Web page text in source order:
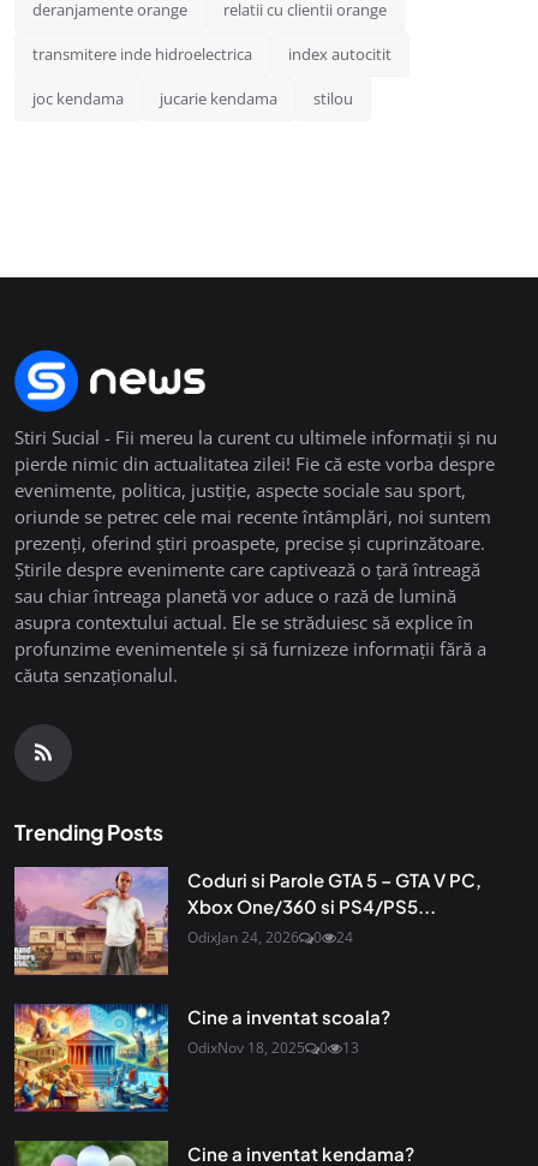
deranjamente orange relatii cu clientii orange
transmitere inde hidroelectrica index autocitit
joc kendama jucarie kendama stilou
Stiri Sucial - Fii mereu la curent cu ultimele informații și nu
pierde nimic din actualitatea zilei! Fie că este vorba despre
evenimente, politica, justiție, aspecte sociale sau sport,
oriunde se petrec cele mai recente întâmplări, noi suntem
prezenți, oferind știri proaspete, precise și cuprinzătoare.
Știrile despre evenimente care captivează o țară întreagă
sau chiar întreaga planetă vor aduce o rază de lumină
asupra contextului actual. Ele se străduiesc să explice în
profunzime evenimentele și să furnizeze informații fără a
căuta senzaționalul.
Trending Posts
Coduri si Parole GTA 5 – GTA V PC,
Xbox One/360 si PS4/PS5...
OdixJan 24, 2026 0 24
Cine a inventat scoala?
OdixNov 18, 2025 0 13
Cine a inventat kendama?